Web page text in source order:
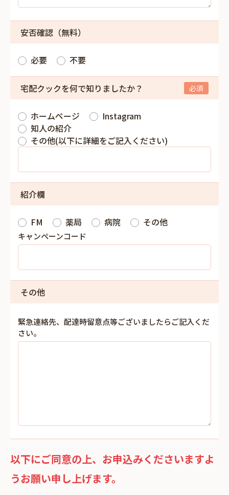
安否確認（無料）
必要 不要
宅配クックを何で知りましたか？
ホームページ
Instagram
知人の紹介
その他(以下に詳細をご記入ください)
紹介欄
FM 薬局 病院 その他
キャンペーンコード
その他
緊急連絡先、配達時留意点等ございましたらご記入くだ
さい。
以下にご同意の上、お申込みくださいますよ
うお願い申し上げます。